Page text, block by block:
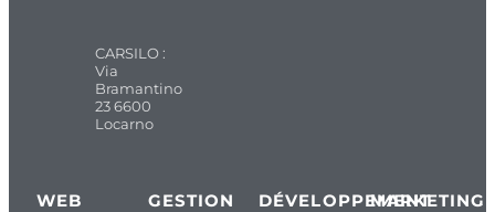
CARSILO :
Via
Bramantino
23 6600
Locarno
WEB GESTION
DÉVELOPPEMENT
MARKETING